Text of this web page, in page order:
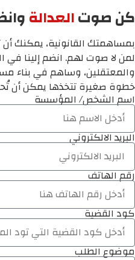
كن صوتالعدالة
بمساهمتك القانونية، يمكنك
لمن لا صوت لهم. انضم إلينا في
والمعتقلين، وساهم في بناء
خطوة صغيرة تتخذها يمكن أن
اسم الشخص/ المؤسسة
البريد الالكتروني
رقم الهاتف
كود القضية
موضوع الطلب